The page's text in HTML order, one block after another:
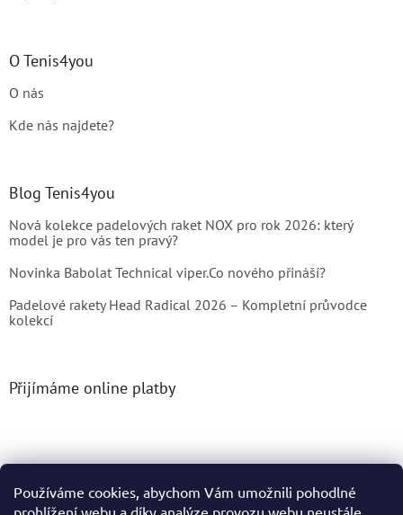
Používáme cookies, abychom Vám umožnili pohodlné
prohlížení webu a díky analýze provozu webu neustále
O Tenis4you
O nás
Kde nás najdete?
Blog Tenis4you
Nová kolekce padelových raket NOX pro rok 2026: který
model je pro vás ten pravý?
Novinka Babolat Technical viper.Co nového přináší?
Padelové rakety Head Radical 2026 – Kompletní průvodce
kolekcí
Přijímáme online platby